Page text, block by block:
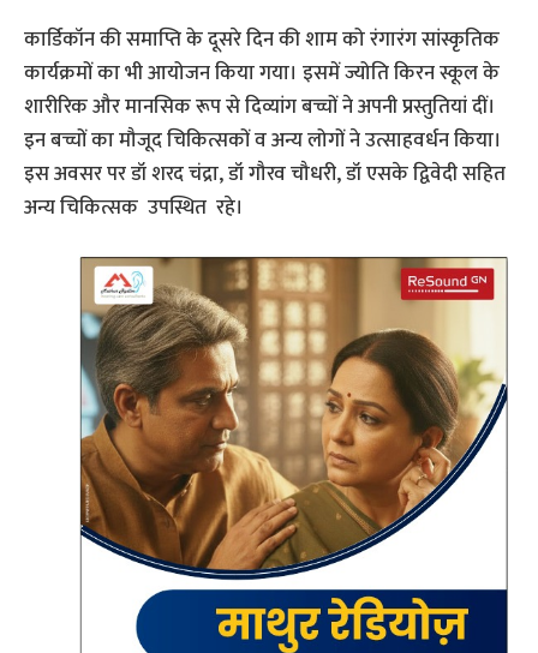
कार्डिकॉन की समाप्ति के दूसरे दिन की शाम को रंगारंग सांस्कृतिक
कार्यक्रमों का भी आयोजन किया गया। इसमें ज्योति किरन स्कूल के
शारीरिक और मानसिक रूप से दिव्यांग बच्चों ने अपनी प्रस्तुतियां दीं।
इन बच्चों का मौजूद चिकित्सकों व अन्य लोगों ने उत्साहवर्धन किया।
इस अवसर पर डॉ शरद चंद्रा, डॉ गौरव चौधरी, डॉ एसके द्विवेदी सहित
अन्य चिकित्सक उपस्थित रहे।